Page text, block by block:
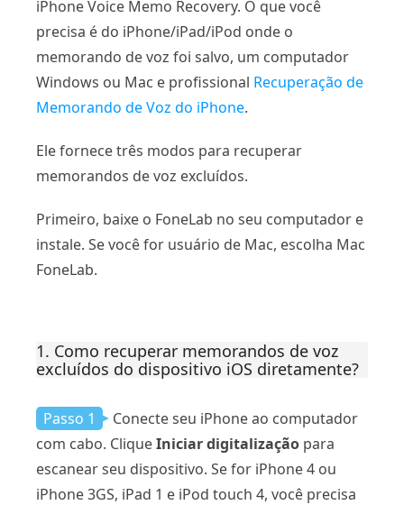
iPhone Voice Memo Recovery. O que você
precisa é do iPhone/iPad/iPod onde o
memorando de voz foi salvo, um computador
Windows ou Mac e profissional Recuperação de
Memorando de Voz do iPhone.
Ele fornece três modos para recuperar
memorandos de voz excluídos.
Primeiro, baixe o FoneLab no seu computador e
instale. Se você for usuário de Mac, escolha Mac
FoneLab.
1. Como recuperar memorandos de voz
excluídos do dispositivo iOS diretamente?
Passo 1
Conecte seu iPhone ao computador
com cabo. CliqueIniciar digitalização para
escanear seu dispositivo. Se for iPhone 4 ou
iPhone 3GS, iPad 1 e iPod touch 4, você precisa